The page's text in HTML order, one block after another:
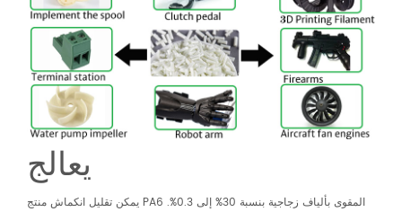
يعالج
يمكن تقليل انكماش منتج PA6 المقوى بألياف زجاجية بنسبة 30% إلى 0.3%.